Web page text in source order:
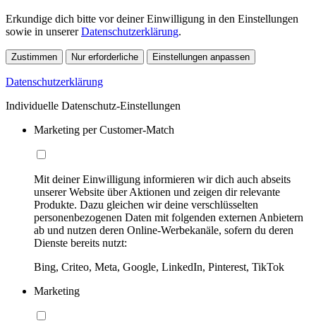
Erkundige dich bitte vor deiner Einwilligung in den Einstellungen
sowie in unsererDatenschutzerklärung.
Zustimmen Nur erforderliche Einstellungen anpassen
Datenschutzerklärung
Individuelle Datenschutz-Einstellungen
Marketing per Customer-Match
Mit deiner Einwilligung informieren wir dich auch abseits
unserer Website über Aktionen und zeigen dir relevante
Produkte. Dazu gleichen wir deine verschlüsselten
personenbezogenen Daten mit folgenden externen Anbietern
ab und nutzen deren Online-Werbekanäle, sofern du deren
Dienste bereits nutzt:
Bing, Criteo, Meta, Google, LinkedIn, Pinterest, TikTok
Marketing